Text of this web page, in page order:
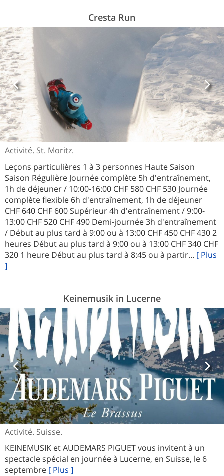
Cresta Run
Activité. St. Moritz.
Leçons particulières 1 à 3 personnes Haute Saison
Saison Régulière Journée complète 5h d'entraînement,
1h de déjeuner / 10:00-16:00 CHF 580 CHF 530 Journée
complète flexible 6h d'entraînement, 1h de déjeuner
CHF 640 CHF 600 Supérieur 4h d'entraînement / 9:00-
13:00 CHF 520 CHF 490 Demi-journée 3h d'entraînement
/ Début au plus tard à 9:00 ou à 13:00 CHF 450 CHF 430 2
heures Début au plus tard à 9:00 ou à 13:00 CHF 340 CHF
320 1 heure Début au plus tard à 8:45 ou à partir... [ Plus
]
Keinemusik in Lucerne
Activité. Suisse.
KEINEMUSIK et AUDEMARS PIGUET vous invitent à un
spectacle spécial en journée à Lucerne, en Suisse, le 6
septembre [ Plus ]